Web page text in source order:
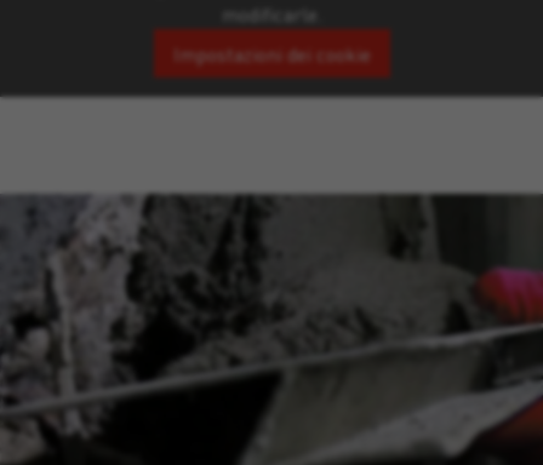
modificarle.
Impostazioni dei cookie